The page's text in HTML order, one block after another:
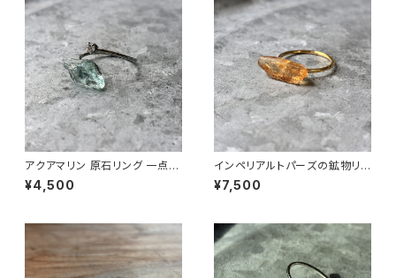
アクアマリン 原石リング 一点も
の 指輪 フリーサイズ 鉱物 天然
石 ハンドメイド アクセサリー パ
¥4,500
インペリアルトパーズの鉱物リン
グ 一点もの 原石 指輪 フリーサ
イズ 天然石 ハンドメイド アクセ
¥7,500